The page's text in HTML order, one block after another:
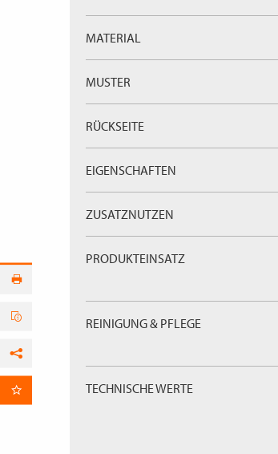
MATERIAL
MUSTER
RÜCKSEITE
EIGENSCHAFTEN
ZUSATZNUTZEN
PRODUKTEINSATZ
REINIGUNG & PFLEGE
TECHNISCHE WERTE
Facebook
per E-Mail